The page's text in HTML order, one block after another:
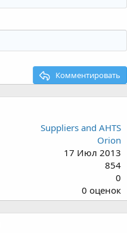
Комментировать
Suppliers and AHTS
Orion
17 Июл 2013
854
0
0
.
0
0 оценок